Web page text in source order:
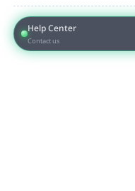
Help Center
Contact us